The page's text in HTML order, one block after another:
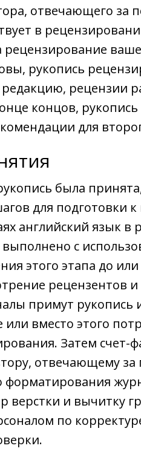
отвечающего за
в
рукопись
рецензии
концов,
для
была
для подготовки
английский язык
с
этого этапа до
рецензентов
примут рукопись
или вместо этого
Затем счет-
отвечающему
форматирования
верстки и вычитку
по